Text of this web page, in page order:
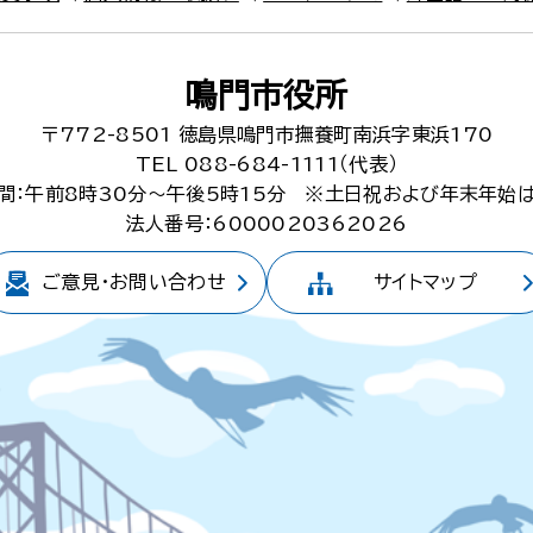
鳴門市役所
〒772-8501
徳島県鳴門市撫養町南浜字東浜170
TEL 088-684-1111（代表）
：午前8時30分～午後5時15分
※土日祝および年末年始
法人番号：6000020362026
ご意見・お問い合わせ サイトマップ